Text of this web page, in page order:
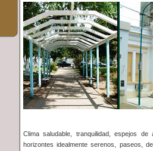
Clima saludable, tranquilidad, espejos
horizontes idealmente serenos, paseos,